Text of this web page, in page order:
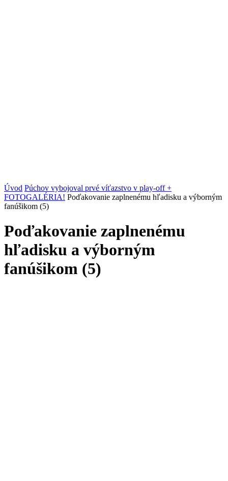
Úvod Púchov vybojoval prvé víťazstvo v play-off +
FOTOGALÉRIA! Poďakovanie zaplnenému hľadisku a výborným
fanúšikom (5)
Poďakovanie zaplnenému
hľadisku a výborným
fanúšikom (5)